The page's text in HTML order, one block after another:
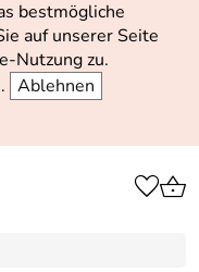
bestmögliche
auf unserer Seite
Nutzung zu.
Ablehnen